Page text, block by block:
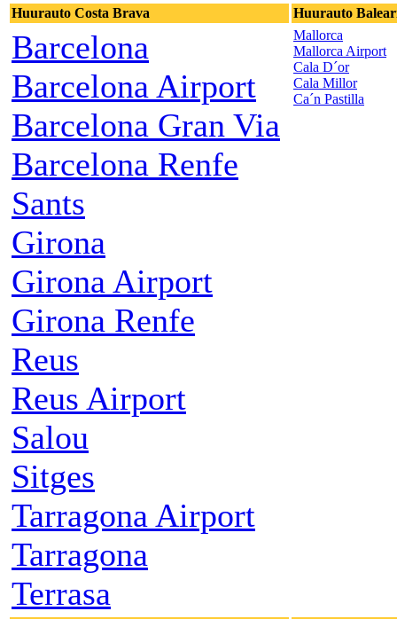
Huurauto Costa Brava Huurauto
Barcelona
Barcelona Airport
Barcelona Gran Via
Barcelona Renfe
Sants
Girona
Girona Airport
Girona Renfe
Reus
Reus Airport
Salou
Sitges
Tarragona Airport
Tarragona
Terrasa
Mallorca
Mallorca Airport
Cala D´or
Cala Millor
Ca´n Pastilla